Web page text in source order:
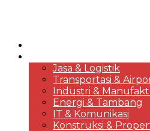
Jasa & Logistik
Transportasi &
Industri &
Energi & Tambang
IT & Komunikasi
Konstruksi &